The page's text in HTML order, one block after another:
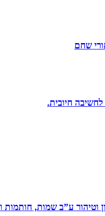
שחם
חיובית.
וטיהור ע”ב שמות,